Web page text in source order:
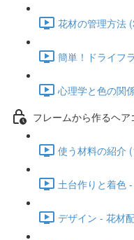
花材の管理方法
簡単！ドライフ
心理学と色の関
フレームから作るヘ
使う材料の紹介
土台作りと着色
デザイン - 花材